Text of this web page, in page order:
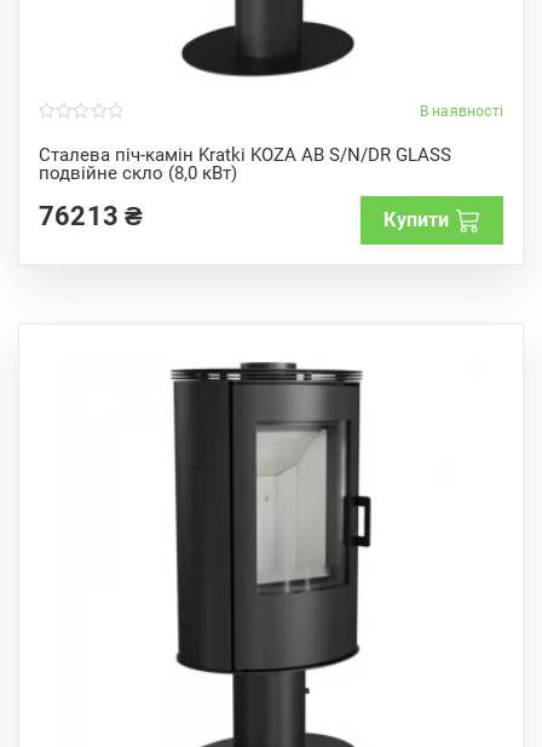
В наявності
Сталева піч-камін Kratki KOZA AB S/N/DR GLASS
подвійне скло (8,0 кВт)
o
u
t
f
5
76213₴ Купити